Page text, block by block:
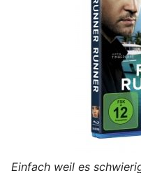
Einfach weil es